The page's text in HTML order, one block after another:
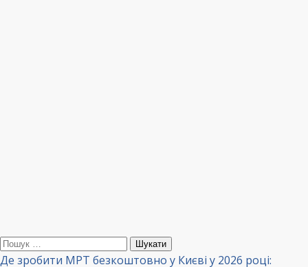
Пошук:
Де зробити МРТ безкоштовно у Києві у 2026 році: